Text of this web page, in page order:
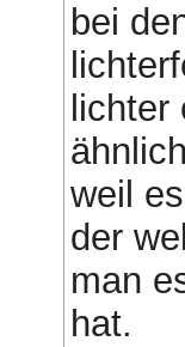
bei
weil
der
man
hat.